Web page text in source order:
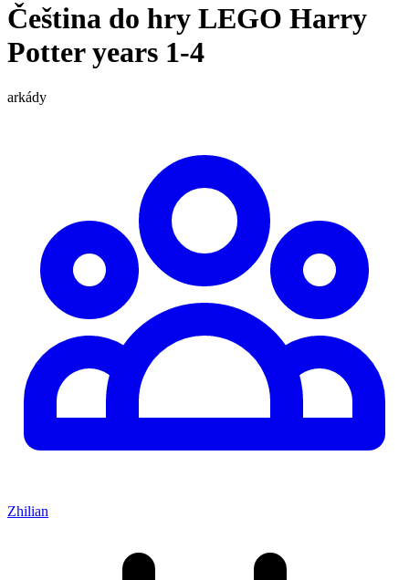
Čeština do hry LEGO Harry
Potter years 1-4
arkády
Zhilian